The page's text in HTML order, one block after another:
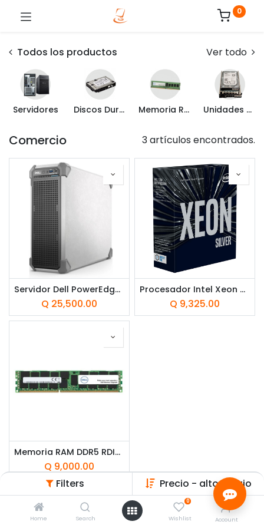
Filters Precio - alto a bajo
Home Search
0
Wishlist Account
0
Todos los productos Ver todo
Servidores Discos Duros Internos Memoria RAM Unidades de Estado Sólido
Comercio 3 artículos encontrados.
Servidor Dell PowerEdge T160 Intel Xeon 6 6315P 16GB RAM 2TB HDD IDRAC 9 Básico 16G 300 Watts 1 año Garantía ProSupport NBD
Q 25,500.00
Procesador Intel Xeon Silver 4214 2.20 GHz 2da Gen Xeon para Servidor Dell R740
Q 9,325.00
Memoria RAM DDR5 RDIMM 16GB Dell 5600MHz ECC CL46
Q 9,000.00